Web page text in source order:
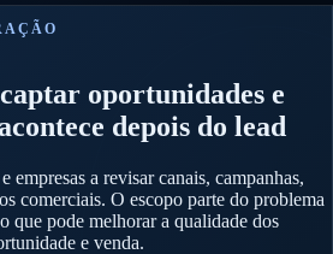
oportunidades e
depois do lead
empresas a revisar canais, campanhas,
comerciais. O escopo parte do problema
que pode melhorar a qualidade dos
e venda.